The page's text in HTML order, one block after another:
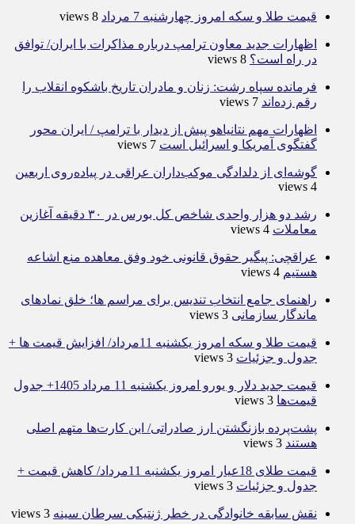
قیمت طلا و سکه امروز چهارشنبه 7 مرداد 8 views
اظهارات جدید معاون ترامپ درباره مذاکرات با ایران/ توافق
در راه است؟ 8 views
فرمانده سپاه رشت: زنان و مادران تاریخ باشکوه انقلاب را
رقم زده‌اند 7 views
اظهارات مهم نتانیاهو پیش از دیدار با ترامپ / ایران محور
گفتگوی آمریکا و اسرائیل است 7 views
گوشه‌ای از دلدادگی موکب‌داران عراقی در پیاده‌روی اربعین
4 views
رشد دو هزار واحدی شاخص کل بورس در ۳۰ دقیقه آغازین
معاملات 4 views
عراقچی: پیگیر حقوق قانونی خود وفق معاهده منع اشاعه
هستیم 4 views
راهنمای جامع انتخاب تندیس برای مراسم ها؛ خلق نمادهای
ماندگار سازمانی 3 views
قیمت طلا و سکه امروز یکشنبه 11مرداد/ افزایش قیمت ها +
جدول و جزئیات 3 views
قیمت جدید دلار و یورو امروز یکشنبه 11 مرداد 1405+ جدول
قیمت‌ها 3 views
پشت‌پرده بازنگشتن ارز صادراتی/ این کارت‌ها متهم اصلی
هستند 3 views
قیمت طلای 18عیار امروز یکشنبه 11مرداد/ کاهش قیمت +
جدول و جزئیات 3 views
نقش سابقه خانوادگی در خطر ژنتیکی سرطان سینه 3 views